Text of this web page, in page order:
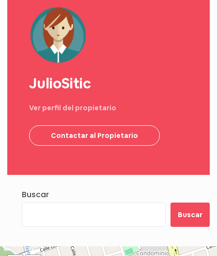
JulioSitic
Ver perfil del propietario
Contactar al Propietario
Buscar
Buscar